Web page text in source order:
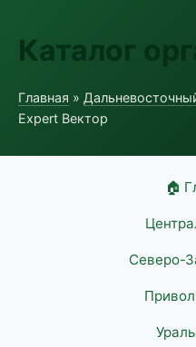
Каталог
Главная »
Expert Вектор
🏠
Северо-